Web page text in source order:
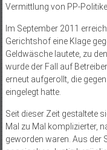
Vermittlung von PP-
Im September 2011
Gerichtshof eine Klage
Geldwäsche lautete, zu
wurde der Fall auf
erneut aufgerollt, die
eingelegt hatte.
Seit dieser Zeit gestaltete
Mal zu Mal komplizierter,
geworden waren. Aus der